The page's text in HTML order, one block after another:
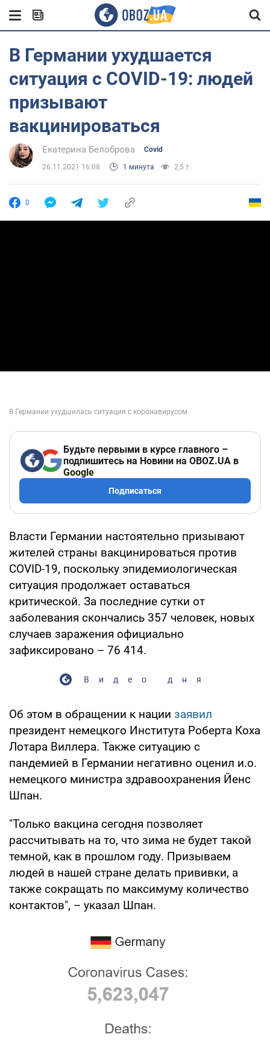
В Германии ухудшается
ситуация с COVID-19: людей
призывают
вакцинироваться
Екатерина Белоброва Covid
26.11.2021 16:08 1 минута 2,5 т.
0
Будьте первыми в курсе главного –
подпишитесь на Новини на OBOZ.UA в
Google
Подписаться
Власти Германии настоятельно призывают
жителей страны вакцинироваться против
COVID-19, поскольку эпидемиологическая
ситуация продолжает оставаться
критической. За последние сутки от
заболевания скончались 357 человек, новых
случаев заражения официально
зафиксировано – 76 414.
Видео дня
Об этом в обращении к нации заявил
президент немецкого Института Роберта Коха
Лотара Виллера. Также ситуацию с
пандемией в Германии негативно оценил и.о.
немецкого министра здравоохранения Йенс
Шпан.
"Только вакцина сегодня позволяет
рассчитывать на то, что зима не будет такой
темной, как в прошлом году. Призываем
людей в нашей стране делать прививки, а
также сокращать по максимуму количество
контактов", – указал Шпан.